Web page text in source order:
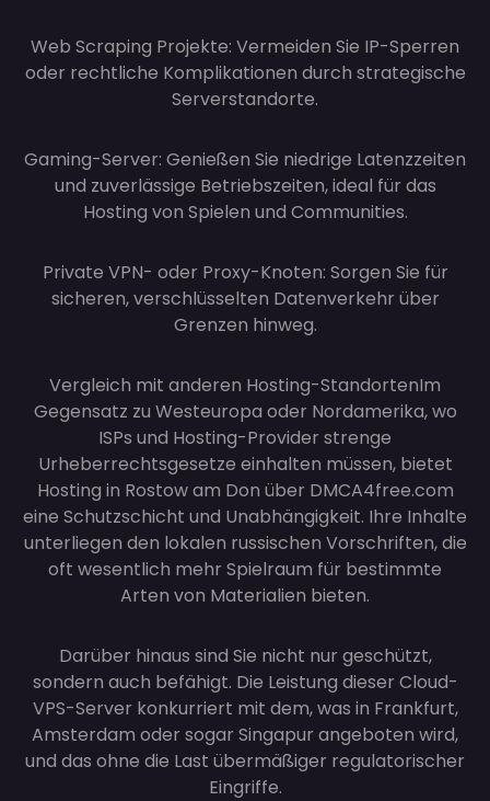
Web Scraping Projekte: Vermeiden Sie IP-Sperren
oder rechtliche Komplikationen durch strategische
Serverstandorte.
Gaming-Server: Genießen Sie niedrige Latenzzeiten
und zuverlässige Betriebszeiten, ideal für das
Hosting von Spielen und Communities.
Private VPN- oder Proxy-Knoten: Sorgen Sie für
sicheren, verschlüsselten Datenverkehr über
Grenzen hinweg.
Vergleich mit anderen Hosting-StandortenIm
Gegensatz zu Westeuropa oder Nordamerika, wo
ISPs und Hosting-Provider strenge
Urheberrechtsgesetze einhalten müssen, bietet
Hosting in Rostow am Don über DMCA4free.com
eine Schutzschicht und Unabhängigkeit. Ihre Inhalte
unterliegen den lokalen russischen Vorschriften, die
oft wesentlich mehr Spielraum für bestimmte
Arten von Materialien bieten.
Darüber hinaus sind Sie nicht nur geschützt,
sondern auch befähigt. Die Leistung dieser Cloud-
VPS-Server konkurriert mit dem, was in Frankfurt,
Amsterdam oder sogar Singapur angeboten wird,
und das ohne die Last übermäßiger regulatorischer
Eingriffe.